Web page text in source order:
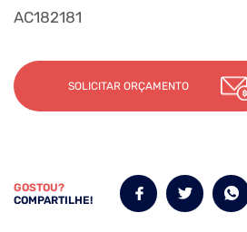
AC182181
SOLICITAR ORÇAMENTO
GOSTOU?
COMPARTILHE!